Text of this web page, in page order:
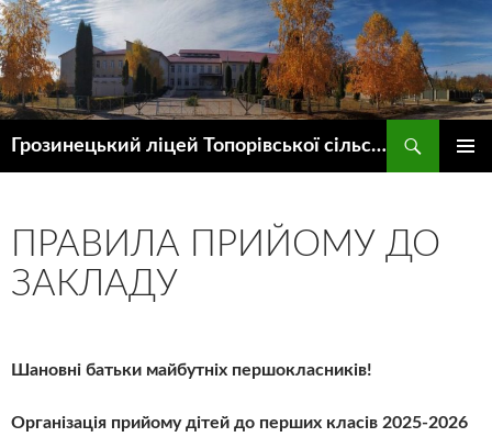
Грозинецький ліцей Топорівської сільської ради
ПРАВИЛА ПРИЙОМУ ДО
ЗАКЛАДУ
Шановні батьки майбутніх першокласників!
Організація прийому дітей до перших класів 2025-2026